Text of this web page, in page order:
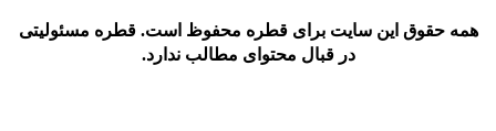
حقوق این سایت برای قطره محفوظ است. قطره مسئولیتی
در قبال محتوای مطالب ندارد.